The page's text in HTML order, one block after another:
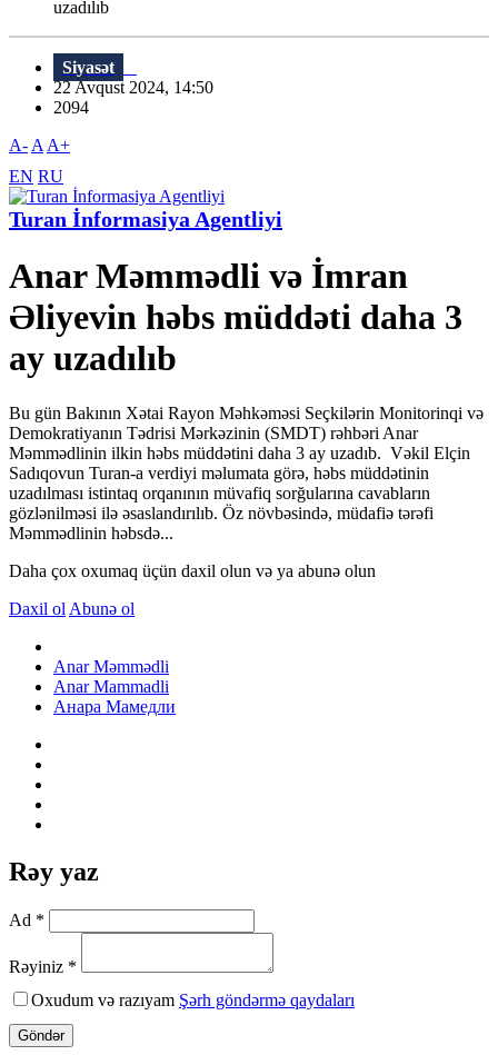
uzadılıb
Siyasət
22 Avqust 2024, 14:50
2094
A- A A+
EN RU
Turan İnformasiya Agentliyi
Anar Məmmədli və İmran
Əliyevin həbs müddəti daha 3
ay uzadılıb
Bu gün Bakının Xətai Rayon Məhkəməsi Seçkilərin Monitorinqi və
Demokratiyanın Tədrisi Mərkəzinin (SMDT) rəhbəri Anar
Məmmədlinin ilkin həbs müddətini daha 3 ay uzadıb. Vəkil Elçin
Sadıqovun Turan-a verdiyi məlumata görə, həbs müddətinin
uzadılması istintaq orqanının müvafiq sorğularına cavabların
gözlənilməsi ilə əsaslandırılıb. Öz növbəsində, müdafiə tərəfi
Məmmədlinin həbsdə...
Daha çox oxumaq üçün daxil olun və ya abunə olun
Daxil ol Abunə ol
Anar Məmmədli
Anar Mammadli
Анара Мамедли
Rəy yaz
Ad *
Rəyiniz *
Oxudum və razıyam Şərh göndərmə qaydaları
Göndər